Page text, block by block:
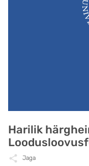
Harilik
Jaga